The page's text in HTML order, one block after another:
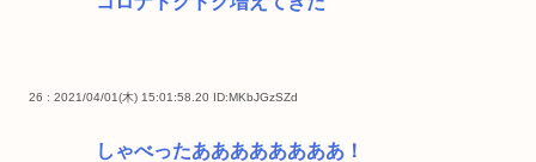
26 : 2021/04/01(木) 15:01:58.20 ID:MKbJGzSZd
しゃべったああああああああ！